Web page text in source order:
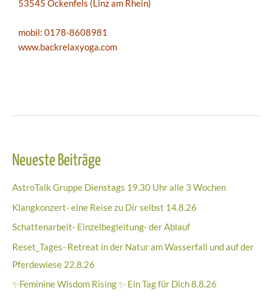
53545 Ockenfels (Linz am Rhein)
mobil: 0178-8608981
www.backrelaxyoga.com
Neueste Beiträge
AstroTalk Gruppe Dienstags 19.30 Uhr alle 3 Wochen
Klangkonzert- eine Reise zu Dir selbst 14.8.26
Schattenarbeit- Einzelbegleitung- der Ablauf
Reset_Tages- Retreat in der Natur am Wasserfall und auf der
Pferdewiese 22.8.26
✨Feminine Wisdom Rising ✨ Ein Tag für Dich 8.8.26